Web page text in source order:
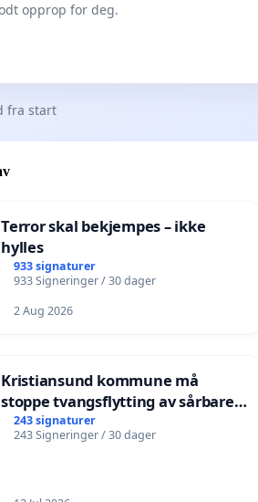
opprop for deg.
fra start
Terror skal bekjempes – ikke
hylles
933 signaturer
933 Signeringer / 30 dager
2 Aug 2026
Kristiansund kommune må
stoppe tvangsflytting av sårbare
eldre
243 signaturer
243 Signeringer / 30 dager